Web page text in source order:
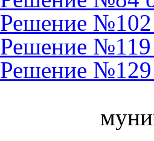
Решение №102
Решение №119
Решение №129